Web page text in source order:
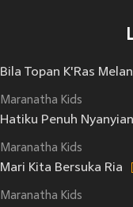
Bila Topan K'Ras
Maranatha Kids
Hatiku Penuh Nyanyian
Maranatha Kids
Mari Kita Bersuka Ria
Maranatha Kids